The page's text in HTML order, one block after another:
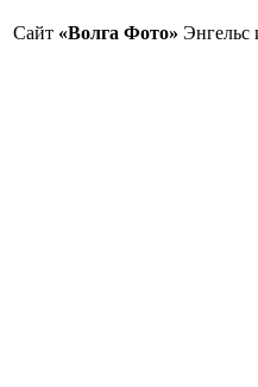
Сайт «Волга Фото» Энгельс